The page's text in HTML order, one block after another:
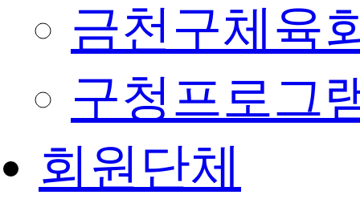
금천구체육
구청프로그
회원단체